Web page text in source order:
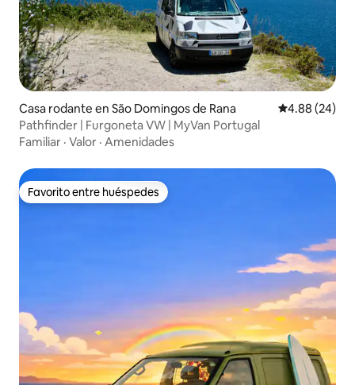
Casa rodante en São Domingos de Rana Calificación
4.88 (24)
Pathfinder | Furgoneta VW | MyVan Portugal
Familiar · Valor · Amenidades
Favorito entre huéspedes
Favorito entre huéspedes